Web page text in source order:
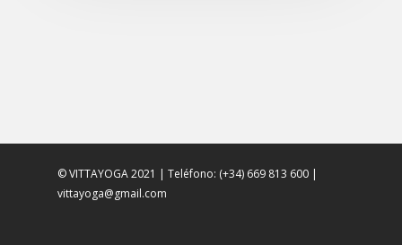
© VITTAYOGA 2021 | Teléfono: (+34) 669 813 600 |
vittayoga@gmail.com